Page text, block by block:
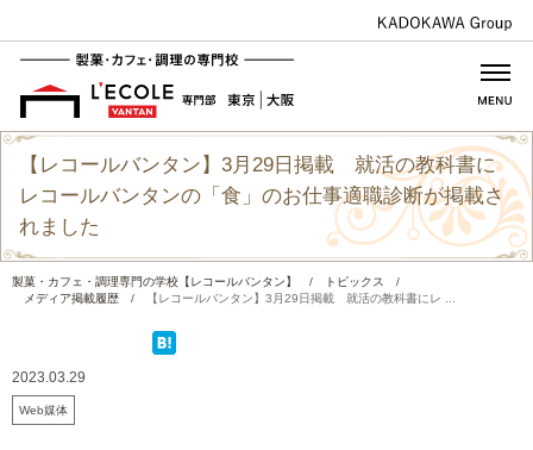
【レコールバンタン】3月29日掲載 就活の教科書に
レコールバンタンの「食」のお仕事適職診断が掲載さ
れました
製菓・カフェ・調理専門の学校【レコールバンタン】 / トピックス
/
メディア掲載履歴
/ 【レコールバンタン】3月29日掲載 就活の教科書にレ ...
2023.03.29
Web媒体